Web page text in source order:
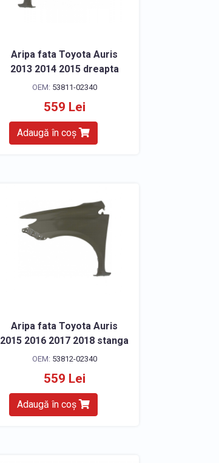
Aripa fata Toyota Auris
2013 2014 2015 dreapta
OEM: 53811-02340
559 Lei
Adaugă în coș
Aripa fata Toyota Auris
2015 2016 2017 2018 stanga
OEM: 53812-02340
559 Lei
Adaugă în coș